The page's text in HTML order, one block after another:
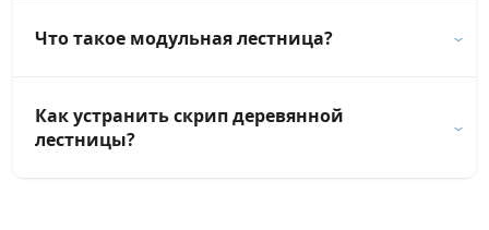
Что такое модульная лестница?
Как устранить скрип деревянной
лестницы?